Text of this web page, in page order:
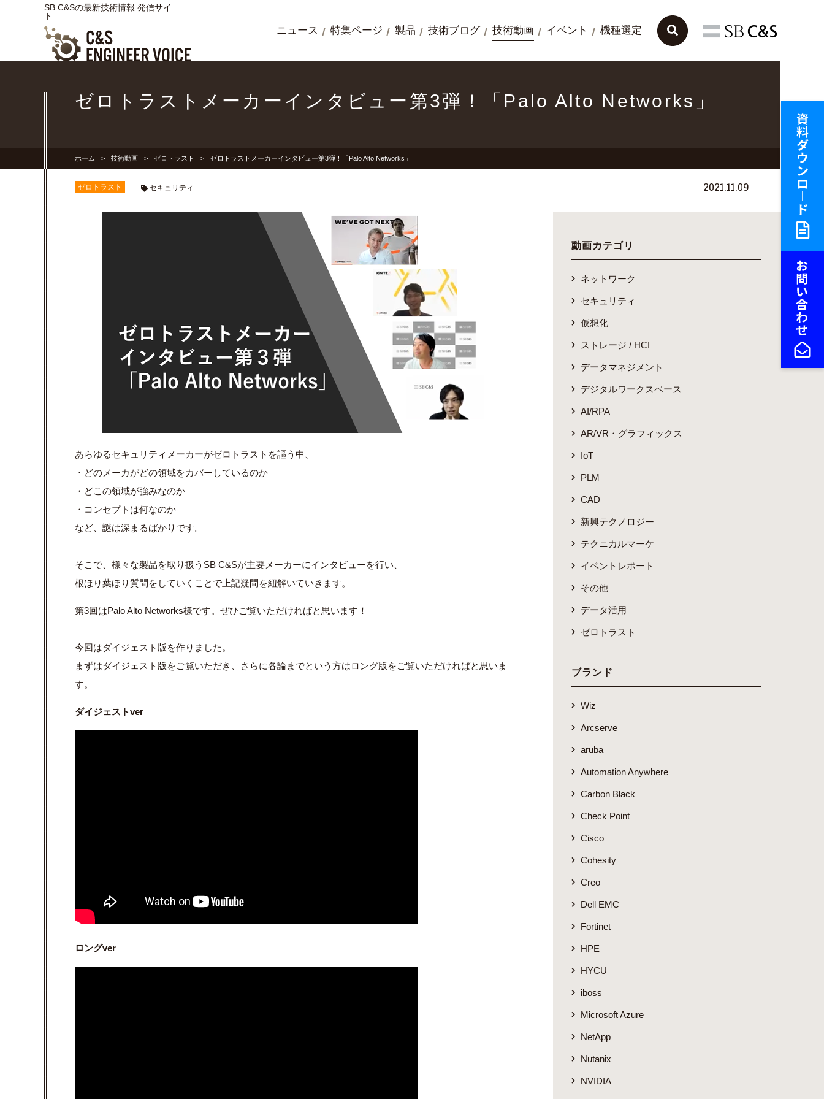
SB C&Sの最新技術情報 発信サイ
ト
ニュース 特集ページ 製品 技術ブログ 技術動画 イベント 機種選定
ゼロトラストメーカーインタビュー第3弾！「Palo Alto Networks」
ホーム 技術動画 ゼロトラスト ゼロトラストメーカーインタビュー第3弾！「Palo Alto Networks」
ゼロトラスト セキュリティ 2021.11.09
あらゆるセキュリティメーカーがゼロトラストを謳う中、
・どのメーカがどの領域をカバーしているのか
・どこの領域が強みなのか
・コンセプトは何なのか
など、謎は深まるばかりです。
そこで、様々な製品を取り扱うSB C&Sが主要メーカーにインタビューを行い、
根ほり葉ほり質問をしていくことで上記疑問を紐解いていきます。
第3回はPalo Alto Networks様です。ぜひご覧いただければと思います！
今回はダイジェスト版を作りました。
まずはダイジェスト版をご覧いただき、さらに各論までという方はロング版をご覧いただければと思いま
す。
ダイジェストver
ロングver
動画カテゴリ
ネットワーク
セキュリティ
仮想化
ストレージ / HCI
データマネジメント
デジタルワークスペース
AI/RPA
AR/VR・グラフィックス
IoT
PLM
CAD
新興テクノロジー
テクニカルマーケ
イベントレポート
その他
データ活用
ゼロトラスト
ブランド
Wiz
Arcserve
aruba
Automation Anywhere
Carbon Black
Check Point
Cisco
Cohesity
Creo
Dell EMC
Fortinet
HPE
HYCU
iboss
Microsoft Azure
NetApp
Nutanix
NVIDIA